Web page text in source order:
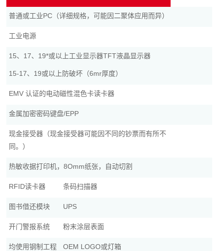
普通或工业PC（详细规格，可能因二聚体应用而异）
工业电源
15、17、19*或以上工业显示器TFT液晶显示器
15-17、19或以上防破坏（6mr厚度）
EMV 认证的电动磁性混色卡读卡器
金属加密密码键盘/EPP
现金接受器（现金接受器可能因不同的钞票而有所不
同。）
热敏收据打印机，8Omm纸张，自动切割
RFID读卡器 条码扫描器
图书借还模块 UPS
开门警报系统 粉末涂层表面
均使用钢制工程 OEM LOGO或灯箱